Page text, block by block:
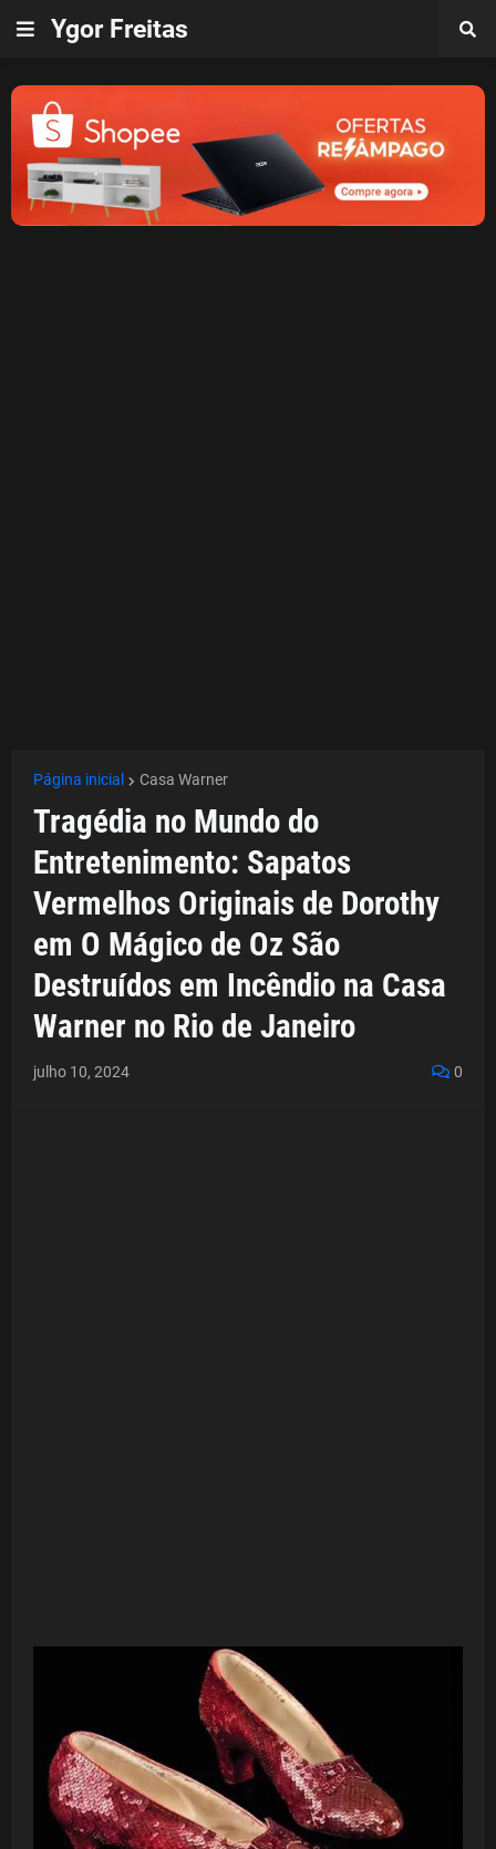
Ygor Freitas
Página inicial Casa Warner
Tragédia no Mundo do
Entretenimento: Sapatos
Vermelhos Originais de Dorothy
em O Mágico de Oz São
Destruídos em Incêndio na Casa
Warner no Rio de Janeiro
julho 10, 2024 0